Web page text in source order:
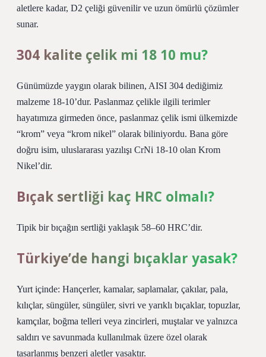
aletlere kadar, D2 çeliği güvenilir ve uzun ömürlü çözümler
sunar.
304 kalite çelik mi 18 10 mu?
Günümüzde yaygın olarak bilinen, AISI 304 dediğimiz
malzeme 18-10’dur. Paslanmaz çelikle ilgili terimler
hayatımıza girmeden önce, paslanmaz çelik ismi ülkemizde
“krom” veya “krom nikel” olarak biliniyordu. Bana göre
doğru isim, uluslararası yazılışı CrNi 18-10 olan Krom
Nikel’dir.
Bıçak sertliği kaç HRC olmalı?
Tipik bir bıçağın sertliği yaklaşık 58–60 HRC’dir.
Türkiye’de hangi bıçaklar yasak?
Yurt içinde: Hançerler, kamalar, saplamalar, çakılar, pala,
kılıçlar, süngüler, süngüler, sivri ve yarıklı bıçaklar, topuzlar,
kamçılar, boğma telleri veya zincirleri, muştalar ve yalnızca
saldırı ve savunmada kullanılmak üzere özel olarak
tasarlanmış benzeri aletler yasaktır.